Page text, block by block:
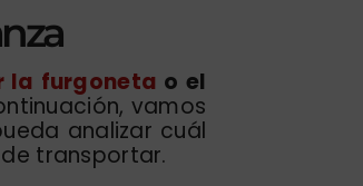
la furgoneta o el
vamos
analizar cuál
transportar.